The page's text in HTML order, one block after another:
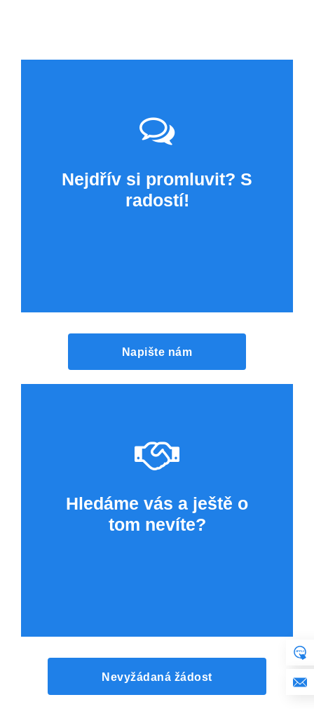
Nejdřív si promluvit? S
radostí!
Napište nám
Hledáme vás a ještě o
tom nevíte?
Nevyžádaná žádost